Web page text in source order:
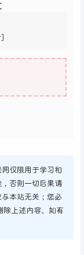
仅限用于学习和
否则一切后果请
本站无关；您必
除上述内容。如有